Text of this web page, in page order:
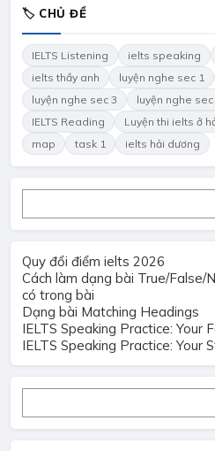
🏷 CHỦ ĐỀ
IELTS Listening ielts speaking
ielts thầy anh
luyện nghe sec 1
luyện nghe sec 3
luyện nghe sec
IELTS Reading
Luyện thi ielts ở
map
task 1 ielts hải dương
Quy đổi điểm ielts 2026
Cách làm dạng bài True/False/
có trong bài
Dạng bài Matching Headings
IELTS Speaking Practice: Your
IELTS Speaking Practice: Your